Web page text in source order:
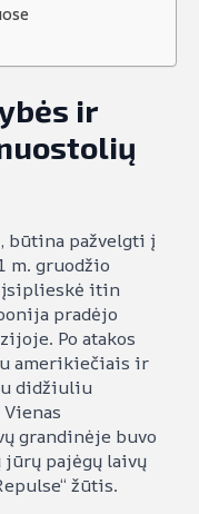
ir
būtina pažvelgti į
m. gruodžio
įsiplieskė itin
pradėjo
Po atakos
amerikiečiais ir
didžiuliu
grandinėje buvo
pajėgų laivų
žūtis.